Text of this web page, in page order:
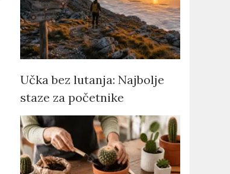
Učka bez lutanja: Najbolje
staze za početnike